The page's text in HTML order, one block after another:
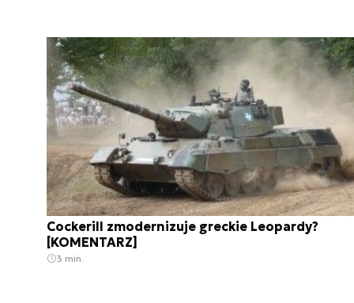
Cockerill zmodernizuje greckie Leopardy?
[KOMENTARZ]
3 min.